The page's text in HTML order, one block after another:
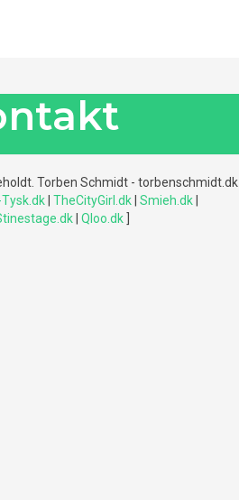
Torben Schmidt - torbenschmidt.dk
Tysk.dk TheCityGirl.dk Smieh.dk
Qloo.dk